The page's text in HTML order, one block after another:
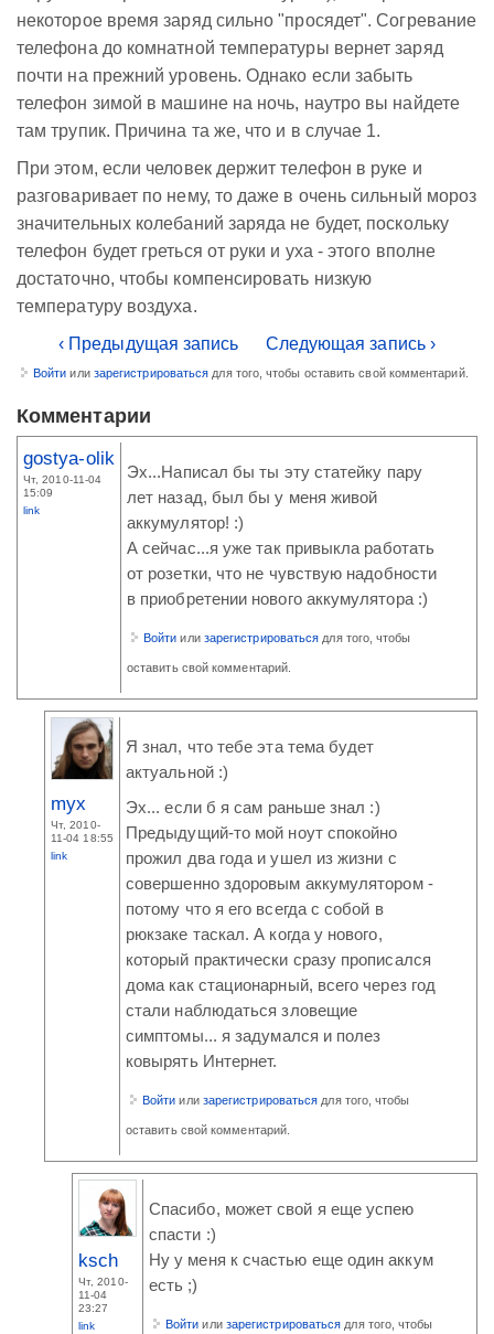
некоторое время заряд сильно "просядет". Согревание
телефона до комнатной температуры вернет заряд
почти на прежний уровень. Однако если забыть
телефон зимой в машине на ночь, наутро вы найдете
там трупик. Причина та же, что и в случае 1.
При этом, если человек держит телефон в руке и
разговаривает по нему, то даже в очень сильный мороз
значительных колебаний заряда не будет, поскольку
телефон будет греться от руки и уха - этого вполне
достаточно, чтобы компенсировать низкую
температуру воздуха.
‹ Предыдущая запись
Следующая запись ›
Войти или зарегистрироваться для того, чтобы оставить свой комментарий.
Комментарии
gostya-olik
Чт, 2010-11-04
15:09
link
Эх...Написал бы ты эту статейку пару
лет назад, был бы у меня живой
аккумулятор! :)
А сейчас...я уже так привыкла работать
от розетки, что не чувствую надобности
в приобретении нового аккумулятора :)
Войти или зарегистрироваться для того, чтобы
оставить свой комментарий.
myx
Чт, 2010-
11-04 18:55
link
Я знал, что тебе эта тема будет
актуальной :)
Эх... если б я сам раньше знал :)
Предыдущий-то мой ноут спокойно
прожил два года и ушел из жизни с
совершенно здоровым аккумулятором -
потому что я его всегда с собой в
рюкзаке таскал. А когда у нового,
который практически сразу прописался
дома как стационарный, всего через год
стали наблюдаться зловещие
симптомы... я задумался и полез
ковырять Интернет.
Войти или зарегистрироваться для того, чтобы
оставить свой комментарий.
ksch
Чт, 2010-
11-04
23:27
link
Спасибо, может свой я еще успею
спасти :)
Ну у меня к счастью еще один аккум
есть ;)
Войти или зарегистрироваться для того, чтобы